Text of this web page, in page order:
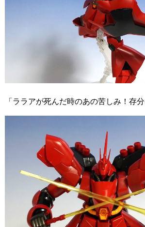
「ララアが死んだ時のあの苦しみ！存